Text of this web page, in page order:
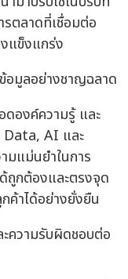
รตลาดที่เชื่อมต่อ
แข็งแกร่ง
อมูลอย่างชาญฉลาด
ดองค์ความรู้ และ
Data, AI และ
แม่นยำในการ
ถูกต้องและตรงจุด
ค้าได้อย่างยั่งยืน
ความรับผิดชอบต่อ